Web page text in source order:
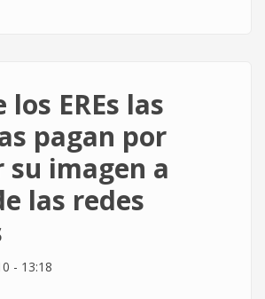
EREs las
pagan por
imagen a
las redes
- 13:18